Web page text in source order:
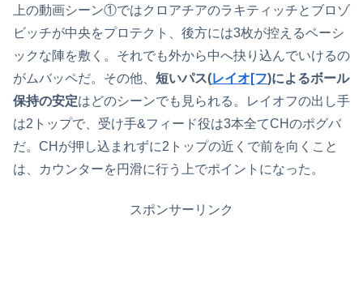
上の動画シーン①ではクロアチアのラキティッチとブロゾ
ビッチが中央をプロテクト、後方には3枚が控えるベーシ
ックな陣を敷く。それでも外から中へ抉り込んでいけるの
がムバッペだ。その他、 短いパス(レイオ[フ)によるボール
保持の安定はどのシーンでも見られる。レイオフの出し手
は2トップで、受け手&フィード役は3本全てCHのポグバ
だ。CHが押し込まれずに2トップの近くで前を向くこと
は、カウンターを円滑に行う上でポイントになった。
スポンサーリンク